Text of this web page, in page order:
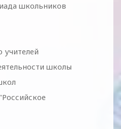
школьников
школы